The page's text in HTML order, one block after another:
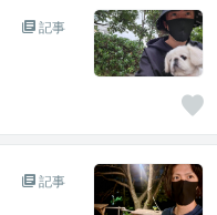
記事
記事